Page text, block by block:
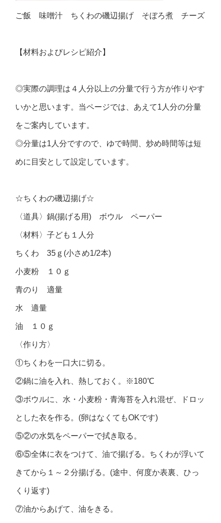
ご飯 味噌汁 ちくわの磯辺揚げ そぼろ煮 チーズ
【材料およびレシピ紹介】
◎実際の調理は４人分以上の分量で行う方が作りやす
いかと思います。当ページでは、あえて1人分の分量
をご案内しています。
◎分量は1人分ですので、ゆで時間、炒め時間等は短
めに目安として設定しています。
☆ちくわの磯辺揚げ☆
〈道具〉鍋(揚げる用) ボウル ペーパー
〈材料〉子ども１人分
ちくわ 35ｇ(小さめ1/2本)
小麦粉 １０ｇ
青のり 適量
水 適量
油 １０ｇ
〈作り方〉
①ちくわを一口大に切る。
②鍋に油を入れ、熱しておく。※180℃
③ボウルに、水・小麦粉・青海苔を入れ混ぜ、ドロッ
とした衣を作る。(卵はなくてもOKです)
⑤②の水気をペーパーで拭き取る。
⑥⑤全体に衣をつけて、油で揚げる。ちくわが浮いて
きてから１～２分揚げる。(途中、何度か表裏、ひっ
くり返す)
⑦油からあげて、油をきる。